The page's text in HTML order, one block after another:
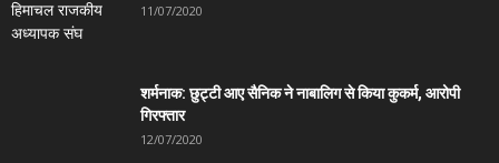
11/07/2020
शर्मनाक: छुट्टी आए सैनिक ने नाबालिग से किया कुकर्म, आरोपी
गिरफ्तार
12/07/2020